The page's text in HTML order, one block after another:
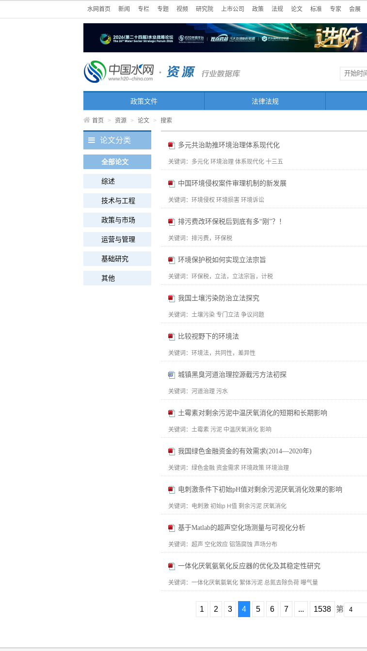
水网首页 新闻 专栏 专题 视频 研究院 上市公司 政策 法规 论文 标准 专家 会展
政策文件 法律法规
首页 > 资源 > 论文 > 搜索
论文分类
全部论文
综述
技术与工程
政策与市场
运营与管理
基础研究
其他
多元共治助推环境治理体系现代化
关键词： 多元化 环境治理 体系现代化 十三五
中国环境侵权案件审理机制的新发展
关键词： 环境侵权 环境损害 环境诉讼
排污费改环保税后到底有多“刚”？！
关键词： 排污费，环保税
环境保护税如何实现立法宗旨
关键词： 环保税，立法，立法宗旨，计税
我国土壤污染防治立法探究
关键词： 土壤污染 专门立法 争议问题
比较视野下的环境法
关键词： 环境法，共同性，差异性
城镇黑臭河道治理控源截污方法初探
关键词： 河道治理 污水
土霉素对剩余污泥中温厌氧消化的短期和长期影响
关键词： 土霉素 污泥 中温厌氧消化 影响
我国绿色金融资金的有效需求(2014—2020年)
关键词： 绿色金融 资金需求 环境政策 环境治理
电刺激条件下初始pH值对剩余污泥厌氧消化效果的影响
关键词： 电刺激 初始p H值 剩余污泥 厌氧消化
基于Matlab的超声空化场测量与可视化分析
关键词： 超声 空化效应 铝箔腐蚀 声场分布
一体化厌氧氨氧化反应器的优化及其稳定性研究
关键词： 一体化厌氧氨氧化 絮体污泥 总氮去除负荷 曝气量
1 2 3 4 5 6 7 ... 1538 第